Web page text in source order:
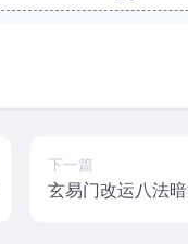
下一篇
玄易门改运八法